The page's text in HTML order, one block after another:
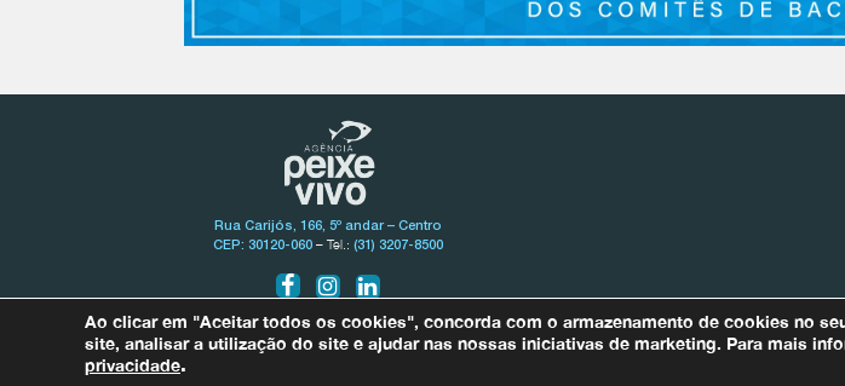
Rua Carijós, 166, 5º andar – Centro
CEP: 30120-060– Tel.: (31) 3207-8500
Ao clicar em "Aceitar todos os cookies", concorda com o armazenamento de cookies no
site, analisar a utilização do site e ajudar nas nossas iniciativas de marketing. Para mais
privacidade.